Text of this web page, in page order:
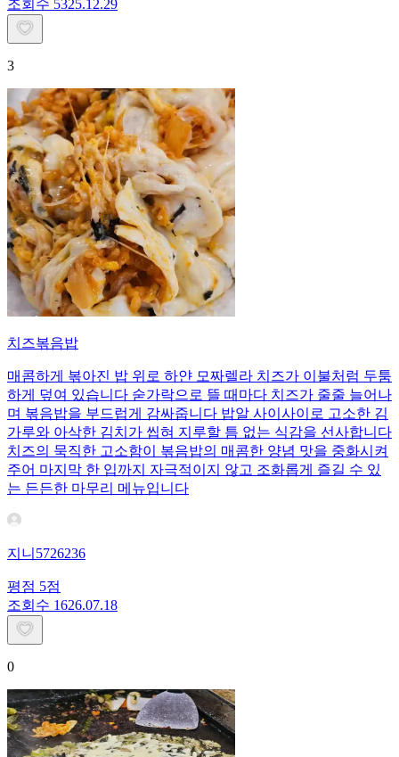
조회수 5325.12.29
3
치즈볶음밥
매콤하게 볶아진 밥 위로 하얀 모짜렐라 치즈가 이불처럼 두툼
하게 덮여 있습니다 숟가락으로 뜰 때마다 치즈가 줄줄 늘어나
며 볶음밥을 부드럽게 감싸줍니다 밥알 사이사이로 고소한 김
가루와 아삭한 김치가 씹혀 지루할 틈 없는 식감을 선사합니다
치즈의 묵직한 고소함이 볶음밥의 매콤한 양념 맛을 중화시켜
주어 마지막 한 입까지 자극적이지 않고 조화롭게 즐길 수 있
는 든든한 마무리 메뉴입니다
지니5726236
평점 5점
조회수 1626.07.18
0